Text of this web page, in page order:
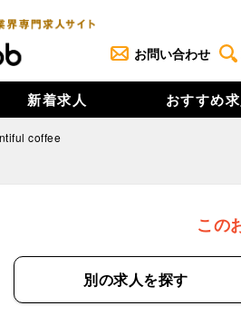
お問い合わせ
新着求人 おすすめ
coffee
この
別の求人を探す